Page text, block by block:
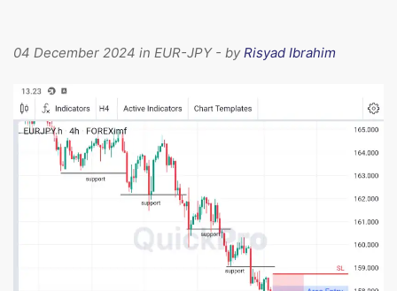
04 December 2024 in EUR-JPY - byRisyad Ibrahim